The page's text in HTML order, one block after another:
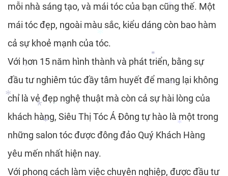
*
* *
*
*
*
*
*
*
*
mỗi nhà sáng tạo, và mái tóc của bạn cũng thế. Một
mái tóc đẹp, ngoài màu sắc, kiểu dáng còn bao hàm
cả sự khoẻ mạnh của tóc.
Với hơn 15 năm hình thành và phát triển, bằng sự
đầu tư nghiêm túc đầy tâm huyết để mang lại không
chỉ là vẻ đẹp nghệ thuật mà còn cả sự hài lòng của
khách hàng, Siêu Thị Tóc Á Đông tự hào là một trong
những salon tóc được đông đảo Quý Khách Hàng
yêu mến nhất hiện nay.
Với phong cách làm việc chuyên nghiệp, được đầu tư